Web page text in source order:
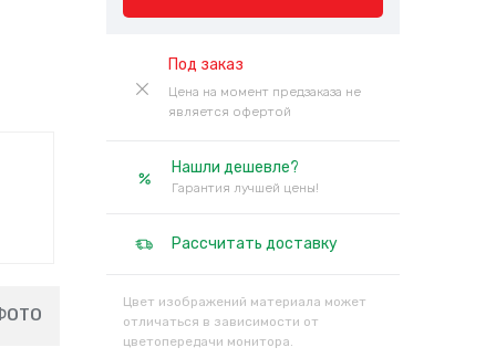
Под заказ
Цена на момент предзаказа не
является офертой
Нашли дешевле?
Гарантия лучшей цены!
Рассчитать доставку
Цвет изображений материала может
отличаться в зависимости от
цветопередачи монитора.